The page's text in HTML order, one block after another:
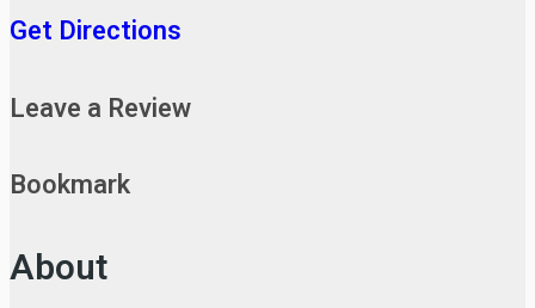
Get Directions
Leave a Review
Bookmark
About